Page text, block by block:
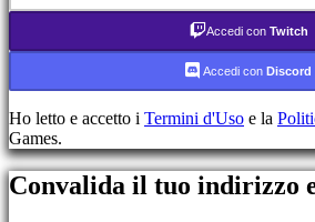
Registrati
Hai
dimenticato
la
tua
Accedi con Twitch
Accedi con Discord
Ho letto e accetto i Termini d'Uso e la
Games.
Convalida il tuo indirizzo